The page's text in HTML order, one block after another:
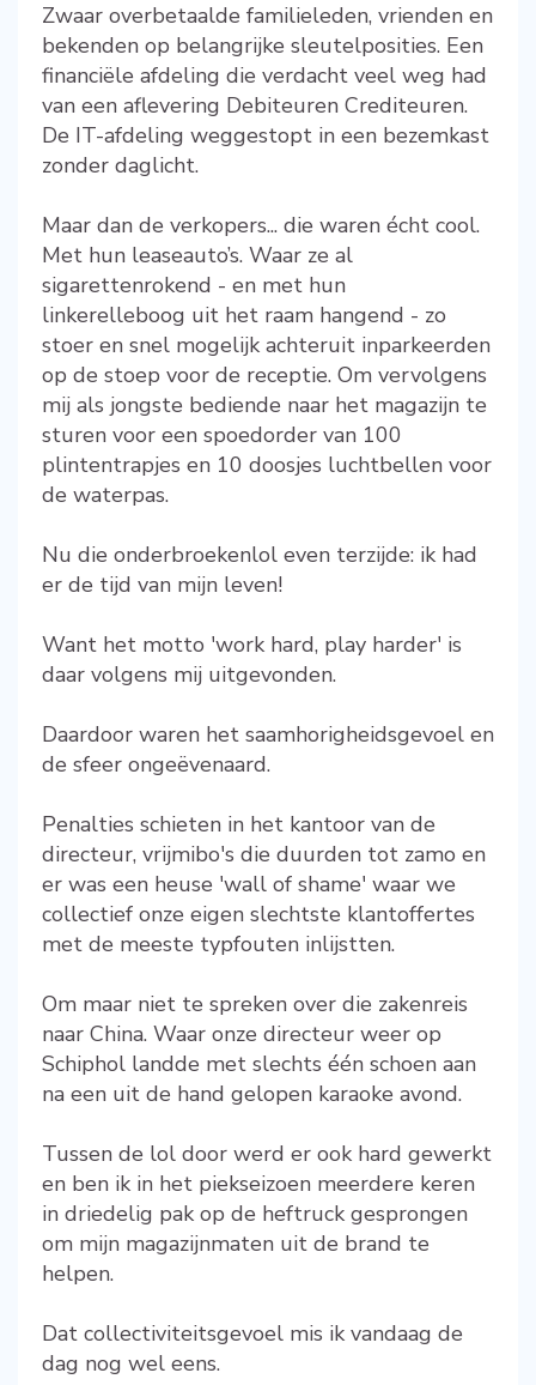
Zwaar overbetaalde familieleden, vrienden en
bekenden op belangrijke sleutelposities. Een
financiële afdeling die verdacht veel weg had
van een aflevering Debiteuren Crediteuren.
De IT-afdeling weggestopt in een bezemkast
zonder daglicht.
Maar dan de verkopers... die waren écht cool.
Met hun leaseauto’s. Waar ze al
sigarettenrokend - en met hun
linkerelleboog uit het raam hangend - zo
stoer en snel mogelijk achteruit inparkeerden
op de stoep voor de receptie. Om vervolgens
mij als jongste bediende naar het magazijn te
sturen voor een spoedorder van 100
plintentrapjes en 10 doosjes luchtbellen voor
de waterpas.
Nu die onderbroekenlol even terzijde: ik had
er de tijd van mijn leven!
Want het motto 'work hard, play harder' is
daar volgens mij uitgevonden.
Daardoor waren het saamhorigheidsgevoel en
de sfeer ongeëvenaard.
Penalties schieten in het kantoor van de
directeur, vrijmibo's die duurden tot zamo en
er was een heuse 'wall of shame' waar we
collectief onze eigen slechtste klantoffertes
met de meeste typfouten inlijstten.
Om maar niet te spreken over die zakenreis
naar China. Waar onze directeur weer op
Schiphol landde met slechts één schoen aan
na een uit de hand gelopen karaoke avond.
Tussen de lol door werd er ook hard gewerkt
en ben ik in het piekseizoen meerdere keren
in driedelig pak op de heftruck gesprongen
om mijn magazijnmaten uit de brand te
helpen.
Dat collectiviteitsgevoel mis ik vandaag de
dag nog wel eens.